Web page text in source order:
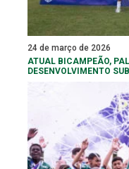
24 de março de 2026
ATUAL BICAMPEÃO,
DESENVOLVIMENTO